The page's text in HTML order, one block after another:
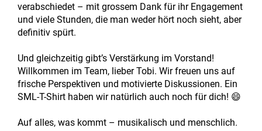
verabschiedet – mit grossem Dank für ihr Engagement
und viele Stunden, die man weder hört noch sieht, aber
definitiv spürt.
Und gleichzeitig gibt’s Verstärkung im Vorstand!
Willkommen im Team, lieber Tobi. Wir freuen uns auf
frische Perspektiven und motivierte Diskussionen. Ein
SML-T-Shirt haben wir natürlich auch noch für dich! 😄
Auf alles, was kommt – musikalisch und menschlich.